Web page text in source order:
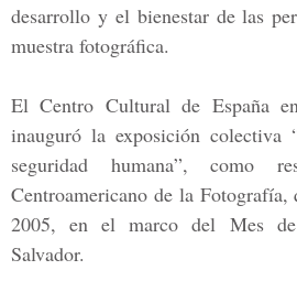
desarrollo y el bienestar de las
muestra fotográfica.
ElCentro Cultural de España
inauguró la exposición colectiva
seguridad humana”, como
Centroamericano de la Fotografía,
2005, en el marco del Mes
Salvador.